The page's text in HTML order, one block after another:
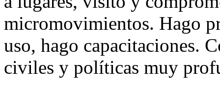
micromovimientos. Hago
uso, hago capacitaciones.
civiles y políticas muy